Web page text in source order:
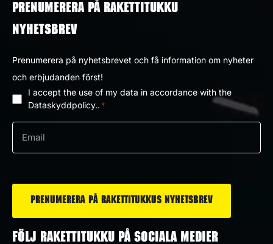
PRENUMERERA PÅ RAKETTITUKKU
NYHETSBREV
Prenumerera på nyhetsbrevet och få information om nyheter
och erbjudanden först!
Dataskyddpolicy
*
I accept the use of my data in accordance with the
Dataskyddpolicy.. *
post
FÖLJ RAKETTITUKKU PÅ SOCIALA MEDIER